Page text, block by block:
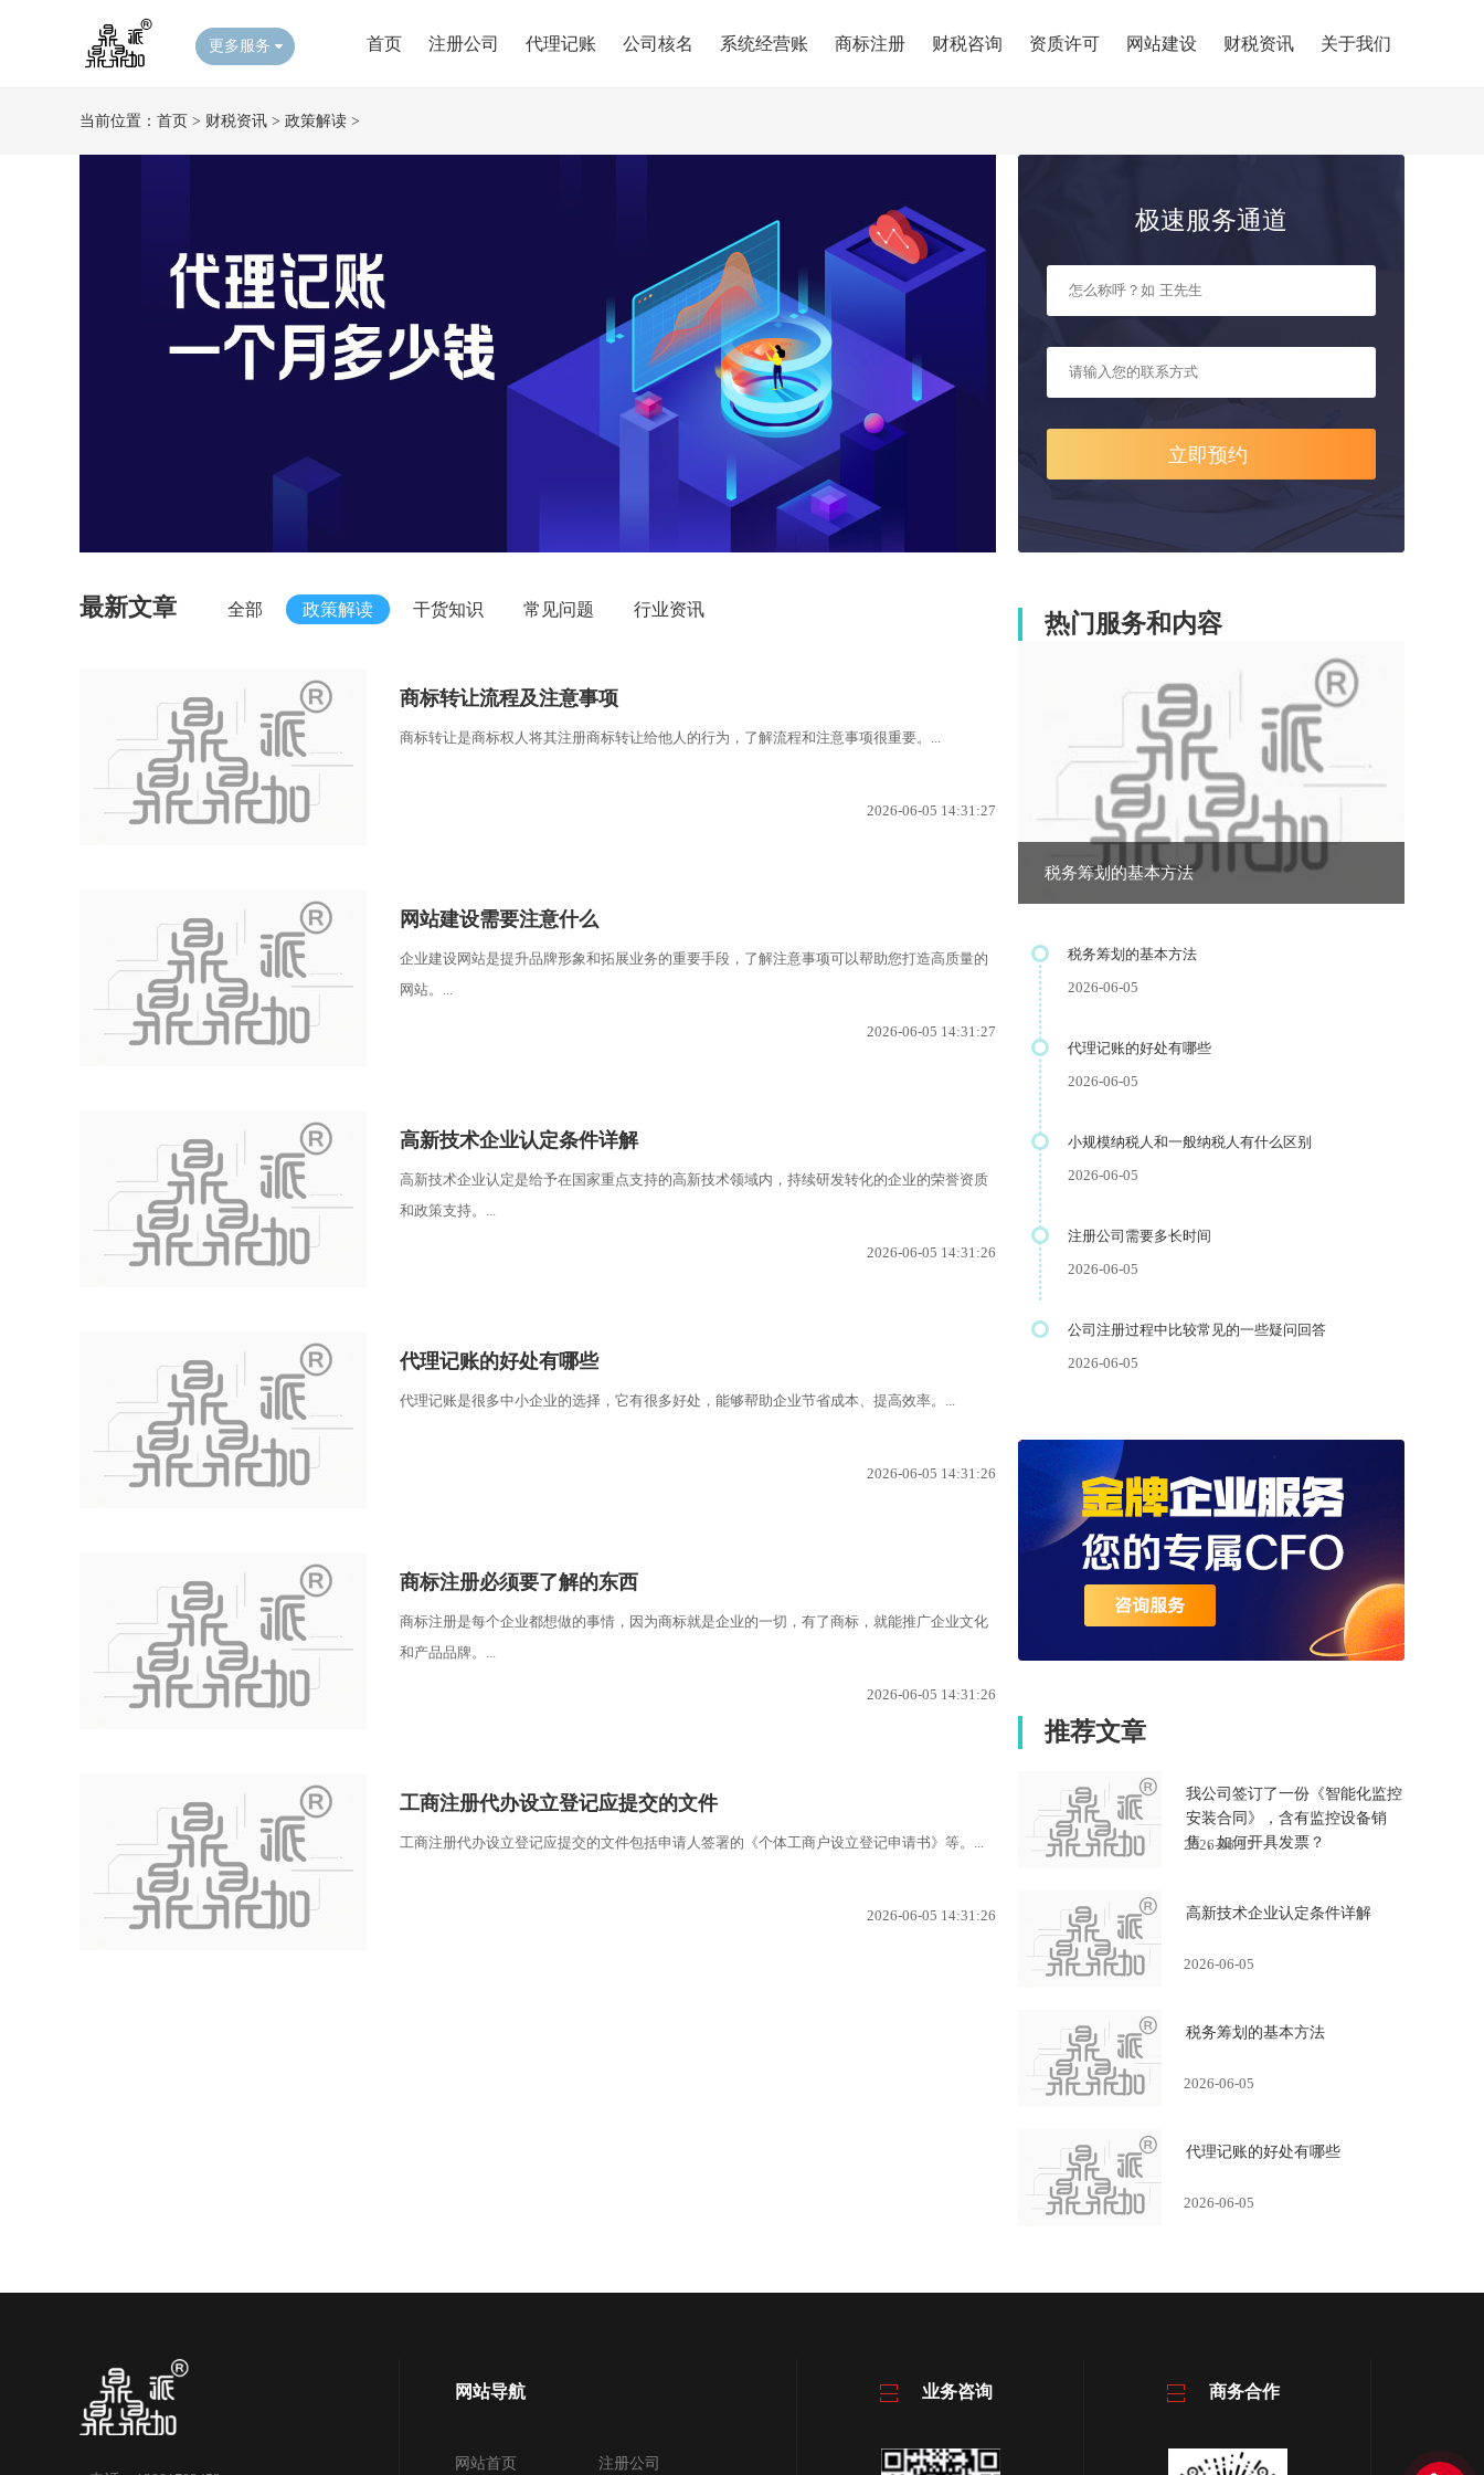
更多服务 首页 注册公司 代理记账 公司核名 系统经营账 商标注册 财税咨询 资质许可 网站建设 财税资讯 关于我们
当前位置： 首页 > 财税资讯 > 政策解读 >
极速服务通道
最新文章 全部 政策解读 干货知识 常见问题 行业资讯
商标转让流程及注意事项
商标转让是商标权人将其注册商标转让给他人的行为，了解流程和注意事项很重要。...
2026-06-05 14:31:27
网站建设需要注意什么
企业建设网站是提升品牌形象和拓展业务的重要手段，了解注意事项可以帮助您打造高质量的
网站。...
2026-06-05 14:31:27
高新技术企业认定条件详解
高新技术企业认定是给予在国家重点支持的高新技术领域内，持续研发转化的企业的荣誉资质
和政策支持。...
2026-06-05 14:31:26
代理记账的好处有哪些
代理记账是很多中小企业的选择，它有很多好处，能够帮助企业节省成本、提高效率。...
2026-06-05 14:31:26
商标注册必须要了解的东西
商标注册是每个企业都想做的事情，因为商标就是企业的一切，有了商标，就能推广企业文化
和产品品牌。...
2026-06-05 14:31:26
工商注册代办设立登记应提交的文件
工商注册代办设立登记应提交的文件包括申请人签署的《个体工商户设立登记申请书》等。...
2026-06-05 14:31:26
热门服务和内容
税务筹划的基本方法
税务筹划的基本方法
2026-06-05
代理记账的好处有哪些
2026-06-05
小规模纳税人和一般纳税人有什么区别
2026-06-05
注册公司需要多长时间
2026-06-05
公司注册过程中比较常见的一些疑问回答
2026-06-05
推荐文章
我公司签订了一份《智能化监控
安装合同》，含有监控设备销
售，如何开具发票？
2026-06-25
高新技术企业认定条件详解
2026-06-05
税务筹划的基本方法
2026-06-05
代理记账的好处有哪些
2026-06-05
网站导航
网站首页 注册公司
业务咨询 商务合作